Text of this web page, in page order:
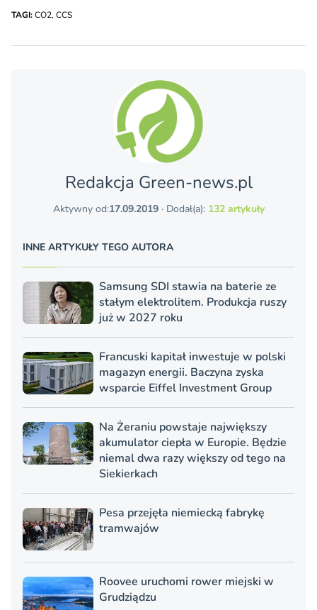
TAGI:CO2, CCS
Redakcja Green-news.pl
Aktywny od:17.09.2019· Dodał(a): 132 artykuły
INNE ARTYKUŁY TEGO AUTORA
Samsung SDI stawia na baterie ze
stałym elektrolitem. Produkcja ruszy
już w 2027 roku
Francuski kapitał inwestuje w polski
magazyn energii. Baczyna zyska
wsparcie Eiffel Investment Group
Na Żeraniu powstaje największy
akumulator ciepła w Europie. Będzie
niemal dwa razy większy od tego na
Siekierkach
Pesa przejęła niemiecką fabrykę
tramwajów
Roovee uruchomi rower miejski w
Grudziądzu